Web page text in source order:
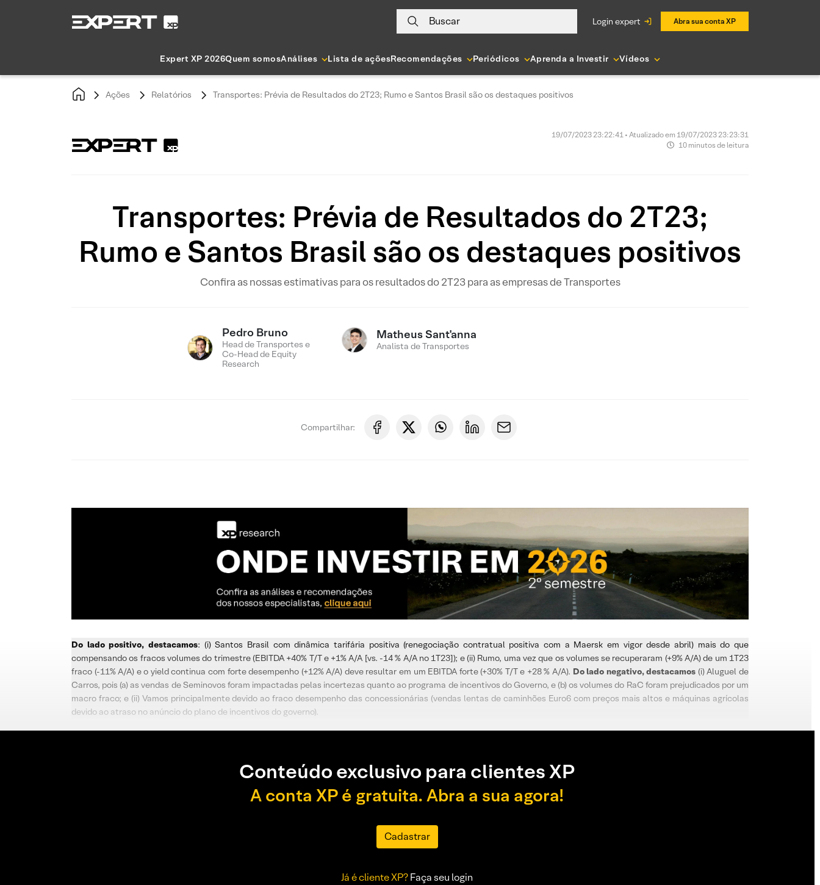
Buscar login expert Abra sua conta XP
Expert XP 2026Quem somosAnálises Lista de açõesRecomendações Periódicos Aprenda a Investir Vídeos
Ações Relatórios Transportes: Prévia de Resultados do 2T23; Rumo e Santos Brasil são os destaques positivos
19/07/2023 23:22:41 • Atualizado em 19/07/2023 23:23:31
10 minutos de leitura
Transportes: Prévia de Resultados do 2T23;
Rumo e Santos Brasil são os destaques positivos
Confira as nossas estimativas para os resultados do 2T23 para as empresas de Transportes
Pedro Bruno
Head de Transportes e
Co-Head de Equity
Research
Matheus Sant'anna
Analista de Transportes
Compartilhar:
Do lado positivo, destacamos: (i) Santos Brasil com dinâmica tarifária positiva (renegociação contratual positiva com a Maersk em vigor desde abril) mais do que
compensando os fracos volumes do trimestre (EBITDA +40% T/T e +1% A/A [vs. -14 % A/A no 1T23]); e (ii) Rumo, uma vez que os volumes se recuperaram (+9% A/A) de um 1T23
fraco (-11% A/A) e o yield continua com forte desempenho (+12% A/A) deve resultar em um EBITDA forte (+30% T/T e +28 % A/A). Do lado negativo, destacamos (i) Aluguel de
Carros, pois (a) as vendas de Seminovos foram impactadas pelas incertezas quanto ao programa de incentivos do Governo, e (b) os volumes do RaC foram prejudicados por um
macro fraco; e (ii) Vamos principalmente devido ao fraco desempenho das concessionárias (vendas lentas de caminhões Euro6 com preços mais altos e máquinas agrícolas
devido ao atraso no anúncio do plano de incentivos do governo).
Conteúdo exclusivo para clientes XP
A conta XP é gratuita. Abra a sua agora!
Cadastrar
Já é cliente XP?Faça seu login